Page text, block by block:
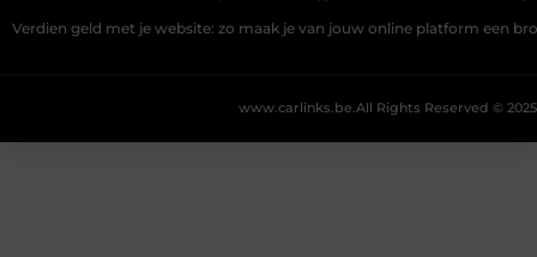
Verdien geld met je website: zo maak je van jouw online platform een
All Rights Reserved © 2025
www.carlinks.be.